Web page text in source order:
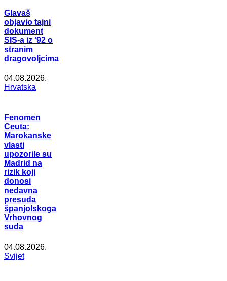
Glavaš
objavio tajni
dokument
SIS-a iz ’92 o
stranim
dragovoljcima
04.08.2026.
Hrvatska
Fenomen
Ceuta:
Marokanske
vlasti
upozorile su
Madrid na
rizik koji
donosi
nedavna
presuda
španjolskoga
Vrhovnog
suda
04.08.2026.
Svijet